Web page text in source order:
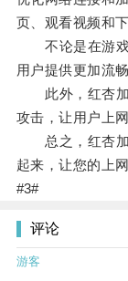
页、观看视频和
不论是在游戏
用户提供更加流
此外，红杏加
攻击，让用户上
总之，红杏加
起来，让您的上
#3#
评论
游客